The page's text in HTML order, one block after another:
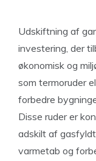
Udskiftning af
investering, der
økonomisk og
som termoruder
forbedre
Disse ruder er
adskilt af
varmetab og